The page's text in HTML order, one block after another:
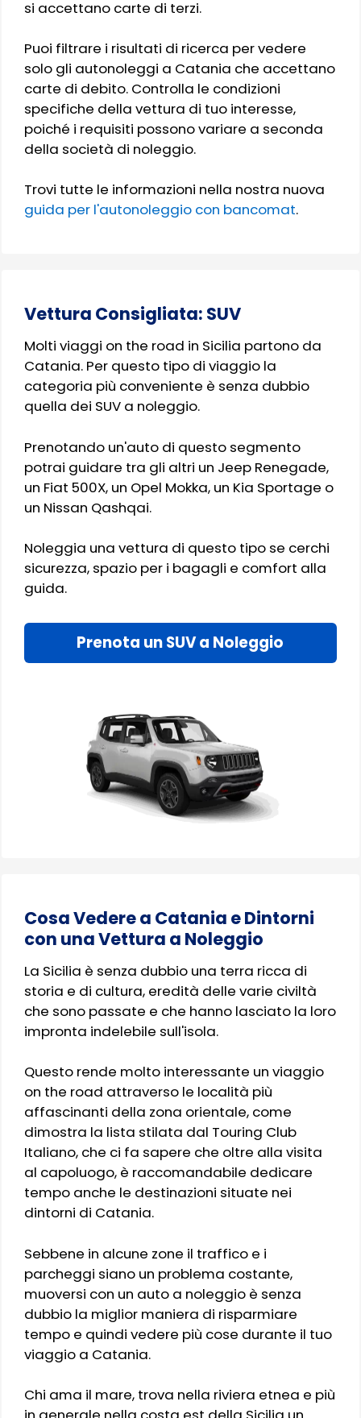
si accettano carte di terzi.
Puoi filtrare i risultati di ricerca per vedere
solo gli autonoleggi a Catania che accettano
carte di debito. Controlla le condizioni
specifiche della vettura di tuo interesse,
poiché i requisiti possono variare a seconda
della società di noleggio.
Trovi tutte le informazioni nella nostra nuova
guida per l'autonoleggio con bancomat.
Vettura Consigliata: SUV
Molti viaggi on the road in Sicilia partono da
Catania. Per questo tipo di viaggio la
categoria più conveniente è senza dubbio
quella dei SUV a noleggio.
Prenotando un'auto di questo segmento
potrai guidare tra gli altri un Jeep Renegade,
un Fiat 500X, un Opel Mokka, un Kia Sportage o
un Nissan Qashqai.
Noleggia una vettura di questo tipo se cerchi
sicurezza, spazio per i bagagli e comfort alla
guida.
Prenota un SUV a Noleggio
Cosa Vedere a Catania e Dintorni
con una Vettura a Noleggio
La Sicilia è senza dubbio una terra ricca di
storia e di cultura, eredità delle varie civiltà
che sono passate e che hanno lasciato la loro
impronta indelebile sull'isola.
Questo rende molto interessante un viaggio
on the road attraverso le località più
affascinanti della zona orientale, come
dimostra la lista stilata dal Touring Club
Italiano, che ci fa sapere che oltre alla visita
al capoluogo, è raccomandabile dedicare
tempo anche le destinazioni situate nei
dintorni di Catania.
Sebbene in alcune zone il traffico e i
parcheggi siano un problema costante,
muoversi con un auto a noleggio è senza
dubbio la miglior maniera di risparmiare
tempo e quindi vedere più cose durante il tuo
viaggio a Catania.
Chi ama il mare, trova nella riviera etnea e più